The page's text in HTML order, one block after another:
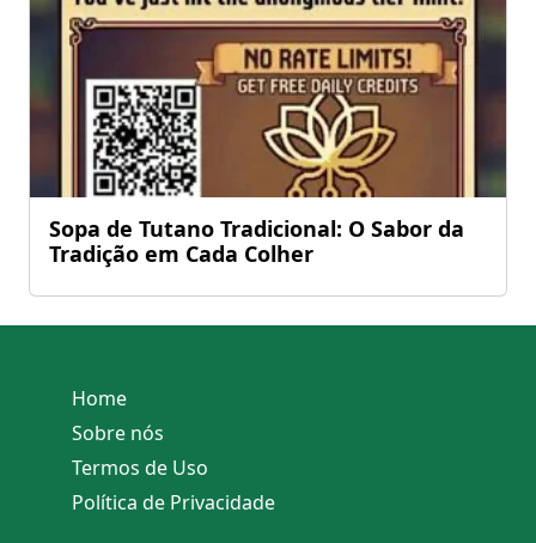
Sopa de Tutano Tradicional: O Sabor da
Tradição em Cada Colher
Home
Sobre nós
Termos de Uso
Política de Privacidade